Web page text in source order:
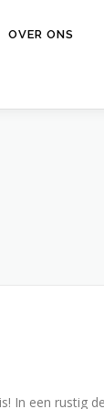
OVER ONS
In een rustig